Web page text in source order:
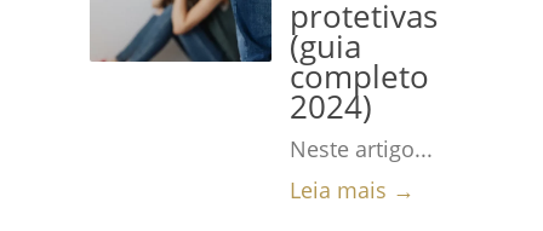
protetivas
(guia
completo
2024)
Neste artigo...
Leia mais →